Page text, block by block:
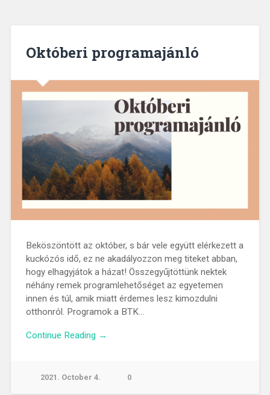
Októberi programajánló
Beköszöntött az október, s bár vele együtt elérkezett a
kuckózós idő, ez ne akadályozzon meg titeket abban,
hogy elhagyjátok a házat! Összegyűjtöttünk nektek
néhány remek programlehetőséget az egyetemen
innen és túl, amik miatt érdemes lesz kimozdulni
otthonról. Programok a BTK…
Continue Reading →
2021. October 4. 0